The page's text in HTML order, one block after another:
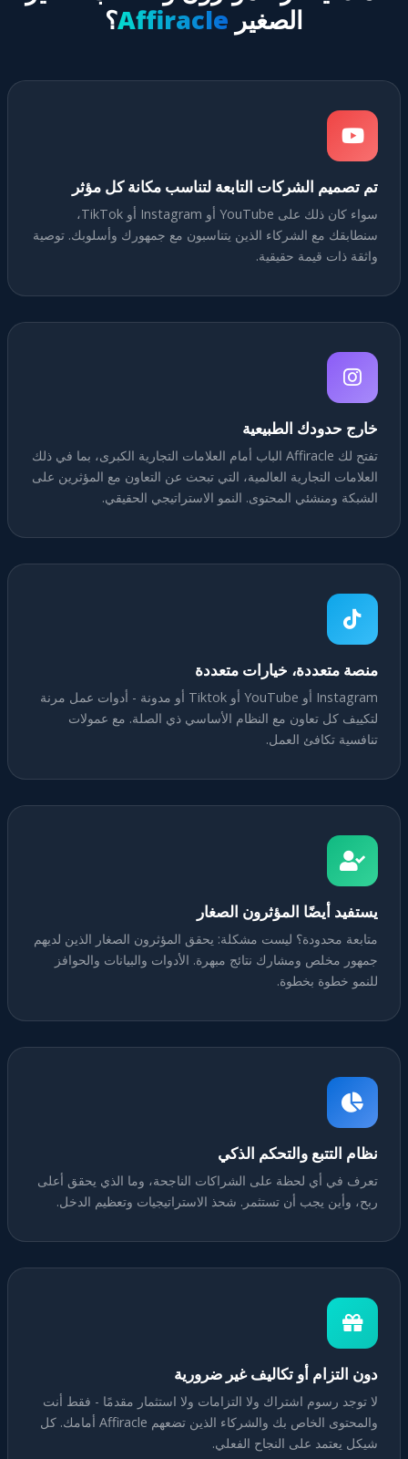
الصغير Affiracle؟
تم تصميم الشركات التابعة لتناسب مكانة كل مؤثر
سواء كان ذلك على YouTube أو Instagram أو TikTok،
سنطابقك مع الشركاء الذين يتناسبون مع جمهورك وأسلوبك. توصية
واثقة ذات قيمة حقيقية.
خارج حدودك الطبيعية
تفتح لك Affiracle الباب أمام العلامات التجارية الكبرى، بما في ذلك
العلامات التجارية العالمية، التي تبحث عن التعاون مع المؤثرين على
الشبكة ومنشئي المحتوى. النمو الاستراتيجي الحقيقي.
منصة متعددة، خيارات متعددة
Instagram أو YouTube أو Tiktok أو مدونة - أدوات عمل مرنة
لتكييف كل تعاون مع النظام الأساسي ذي الصلة. مع عمولات
تنافسية تكافئ العمل.
يستفيد أيضًا المؤثرون الصغار
متابعة محدودة؟ ليست مشكلة: يحقق المؤثرون الصغار الذين لديهم
جمهور مخلص ومشارك نتائج مبهرة. الأدوات والبيانات والحوافز
للنمو خطوة بخطوة.
نظام التتبع والتحكم الذكي
تعرف في أي لحظة على الشراكات الناجحة، وما الذي يحقق أعلى
ربح، وأين يجب أن تستثمر. شحذ الاستراتيجيات وتعظيم الدخل.
دون التزام أو تكاليف غير ضرورية
لا توجد رسوم اشتراك ولا التزامات ولا استثمار مقدمًا - فقط أنت
والمحتوى الخاص بك والشركاء الذين تضعهم Affiracle أمامك. كل
شيكل يعتمد على النجاح الفعلي.